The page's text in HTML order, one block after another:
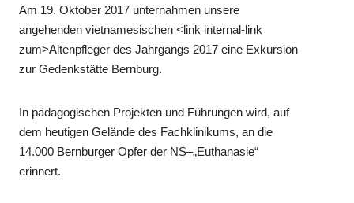
Am 19. Oktober 2017 unternahmen unsere
angehenden vietnamesischen <link internal-link
zum>Altenpfleger des Jahrgangs 2017 eine Exkursion
zur Gedenkstätte Bernburg.
In pädagogischen Projekten und Führungen wird, auf
dem heutigen Gelände des Fachklinikums, an die
14.000 Bernburger Opfer der NS–„Euthanasie“
erinnert.